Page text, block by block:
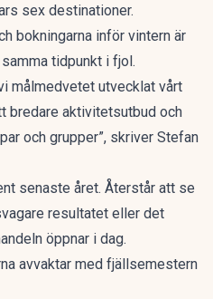
sex destinationer.
bokningarna inför vintern är
tidpunkt i fjol.
målmedvetet utvecklat vårt
bredare aktivitetsutbud och
och grupper”, skriver Stefan
senaste året. Återstår att se
resultatet eller det
öppnar i dag.
avvaktar med fjällsemestern